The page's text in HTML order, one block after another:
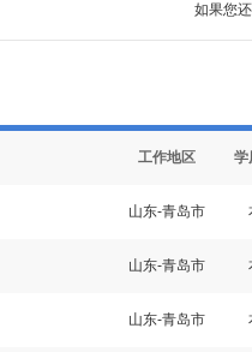
如果您
工作地区 学
山东-青岛市
山东-青岛市
山东-青岛市